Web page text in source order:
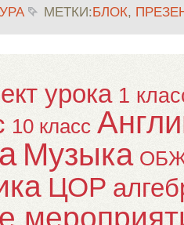
МЕТКИ:БЛОК,
урока 1
10 класс
Музыка
ЦОР